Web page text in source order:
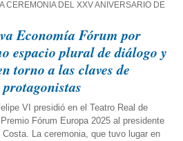
CEREMONIA DEL XXV ANIVERSARIO DE
Economía Fórum por
espacio plural de diálogo y
torno a las claves de
VI presidió en el Teatro Real de
Fórum Europa 2025 al presidente
La ceremonia, que tuvo lugar en